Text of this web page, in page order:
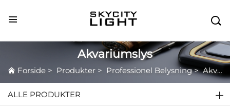

Akvariumslys
Forside > Produkter > Professionel Belysning>Akvariumslys
ALLE PRODUKTER